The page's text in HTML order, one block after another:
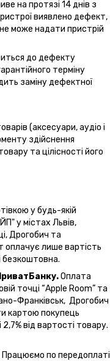
на протязі 14 днів з
виявлено дефект,
може надати пристрій
до дефекту
терміну
заміну дефектної
(аксесуари, аудіо і
здійснення
та цілісності його
у будь-якій
у містах Львів,
Дрогобич та
оплачує лише вартість
безкоштовна.
Оплата
точці “Apple Room” та
Франківськ, Дрогобич
картою покупець
від вартості товару.
Працюємо по передоплаті